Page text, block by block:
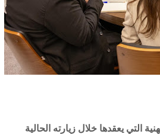
التي يعقدها خلال زيارته الحالية